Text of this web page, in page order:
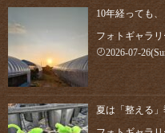
10年経っても
フォトギャラリ
2026-07-
夏は「整える